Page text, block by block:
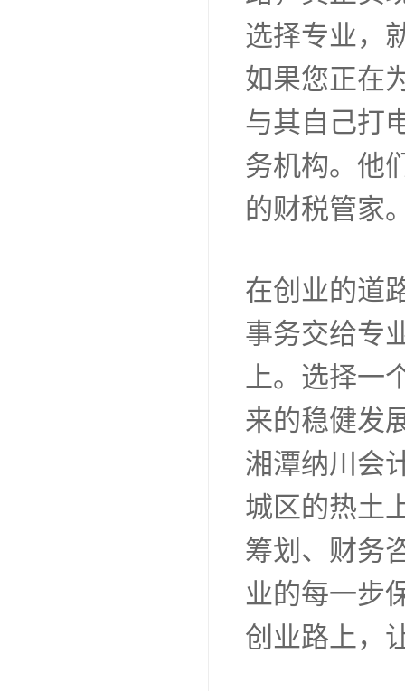
选择专业，
如果您正在
与其自己打
务机构。他
的财税管家
在创业的道
事务交给专
上。选择一
来的稳健发
湘潭纳川会
城区的热土
筹划、财务
业的每一步
创业路上，